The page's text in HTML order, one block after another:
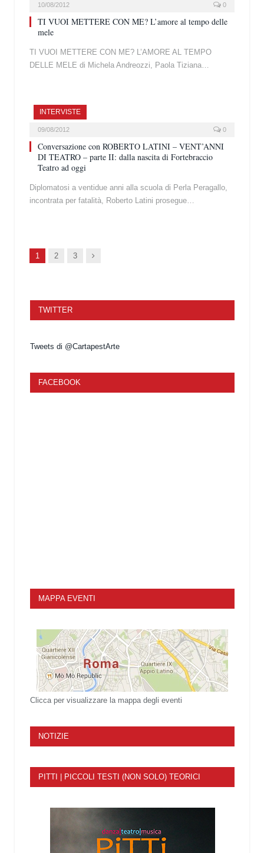
10/08/2012 0
TI VUOI METTERE CON ME? L’amore al tempo delle
mele
TI VUOI METTERE CON ME? L’AMORE AL TEMPO
DELLE MELE di Michela Andreozzi, Paola Tiziana…
INTERVISTE
09/08/2012 0
Conversazione con ROBERTO LATINI – VENT’ANNI
DI TEATRO – parte II: dalla nascita di Fortebraccio
Teatro ad oggi
Diplomatosi a ventidue anni alla scuola di Perla Peragallo,
incontrata per fatalità, Roberto Latini prosegue…
1 2 3 Succ.
TWITTER
Tweets di @CartapestArte
FACEBOOK
MAPPA EVENTI
Clicca per visualizzare la mappa degli eventi
NOTIZIE
PITTI | PICCOLI TESTI (NON SOLO) TEORICI